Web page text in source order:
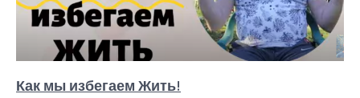
Как мы избегаем Жить!